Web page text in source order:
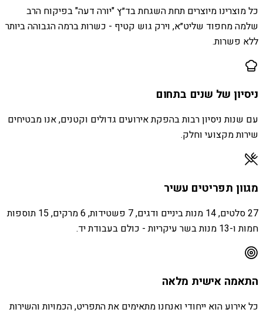
כל מוצרינו מיוצרים תחת השגחת בד״ץ "יורה דעה" בפיקוח הרב
שלמה מחפוד שליט״א, וירק גוש קטיף - כשרות ברמה הגבוהה ביותר
ללא פשרות.
ניסיון של שנים בתחום
עם שנות ניסיון רבות בהפקת אירועים גדולים וקטנים, אנו מבטיחים
שירות מקצועי וחלק.
מגוון תפריטים עשיר
27 סלטים, 14 מנות ביניים ודגים, 7 פשטידות, 6 מרקים, 15 תוספות
חמות ו-13 מנות בשר עיקריות - כולם בעבודת יד.
התאמה אישית מלאה
כל אירוע הוא ייחודי ואנחנו מתאימים את התפריט, הכמויות והשירות